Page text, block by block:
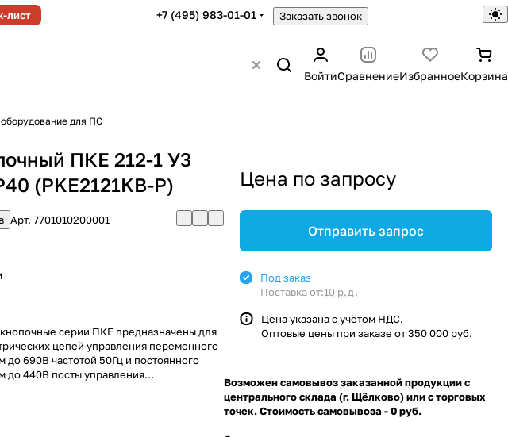
лист +7 (495) 983-01-01 Заказать звонок
ВойтиСравнениеИзбранноеКорзина
для ПС
ПКЕ 212-1 У3
(PKE2121KB-P)
Арт.7701010200001
серии ПКЕ предназначены для
цепей управления переменного
до 690В частотой 50Гц и постоянного
до 440В посты управления
подвижных и неподвижных частях
Цена по запросу
Отправить запрос
Под заказ
Поставка от:10 р.д.
Цена указана с учётом НДС.
Оптовые цены при заказе от 350 000 руб.
Возможен самовывоз заказанной продукции с
центрального склада (г. Щёлково) или с торговых
точек. Стоимость самовывоза - 0 руб.